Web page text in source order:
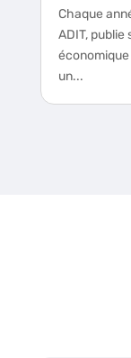
Chaque
ADIT, publie
un...